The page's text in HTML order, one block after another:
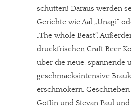
schütten! Daraus werden
Gerichte wie Aal „Unagi“
„The whole Beast“.
druckfrischen Craft Beer
über die neue, spannende
geschmacksintensive
erschmökern.
Goffin und Stevan Paul